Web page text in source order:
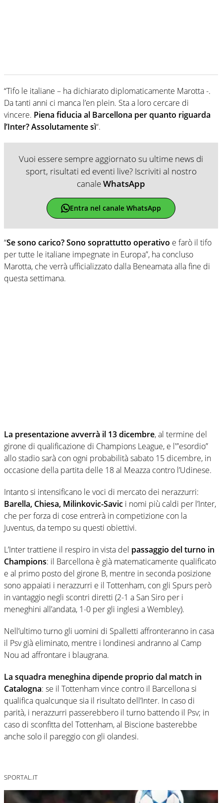
“Tifo le italiane – ha dichiarato diplomaticamente Marotta -.
Da tanti anni ci manca l’en plein. Sta a loro cercare di
vincere. Piena fiducia al Barcellona per quanto riguarda
l’Inter? Assolutamente sì“.
Vuoi essere sempre aggiornato su ultime news di
sport, risultati ed eventi live? Iscriviti al nostro
canaleWhatsApp
Entra nel canale WhatsApp
“Se sono carico? Sono soprattutto operativo e farò il tifo
per tutte le italiane impegnate in Europa”, ha concluso
Marotta, che verrà ufficializzato dalla Beneamata alla fine di
questa settimana.
La presentazione avverrà il 13 dicembre, al termine del
girone di qualificazione di Champions League, e l'”esordio”
allo stadio sarà con ogni probabilità sabato 15 dicembre, in
occasione della partita delle 18 al Meazza contro l’Udinese.
Intanto si intensificano le voci di mercato dei nerazzurri:
Barella, Chiesa, Milinkovic-Savic i nomi più caldi per l’Inter,
che per forza di cose entrerà in competizione con la
Juventus, da tempo su questi obiettivi.
L’Inter trattiene il respiro in vista del passaggio del turno in
Champions: il Barcellona è già matematicamente qualificato
e al primo posto del girone B, mentre in seconda posizione
sono appaiati i nerazzurri e il Tottenham, con gli Spurs però
in vantaggio negli scontri diretti (2-1 a San Siro per i
meneghini all’andata, 1-0 per gli inglesi a Wembley).
Nell’ultimo turno gli uomini di Spalletti affronteranno in casa
il Psv già eliminato, mentre i londinesi andranno al Camp
Nou ad affrontare i blaugrana.
La squadra meneghina dipende proprio dal match in
Catalogna: se il Tottenham vince contro il Barcellona si
qualifica qualcunque sia il risultato dell’Inter. In caso di
parità, i nerazzurri passerebbero il turno battendo il Psv; in
caso di sconfitta del Tottenham, al Biscione basterebbe
anche solo il pareggio con gli olandesi.
SPORTAL.IT